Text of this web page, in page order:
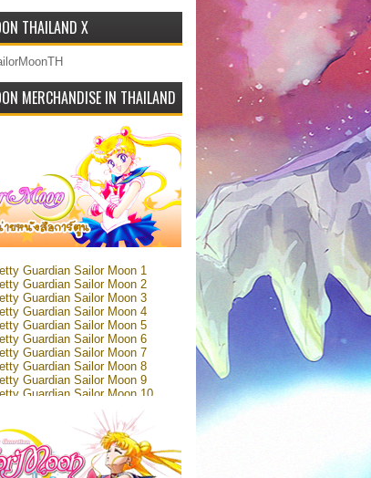
THAILAND X
MERCHANDISE IN THAILAND
Guardian Sailor Moon 1
Guardian Sailor Moon 2
Guardian Sailor Moon 3
Guardian Sailor Moon 4
Guardian Sailor Moon 5
Guardian Sailor Moon 6
Guardian Sailor Moon 7
Guardian Sailor Moon 8
Guardian Sailor Moon 9
Guardian Sailor Moon 10
Guardian Sailor Moon 11
Guardian Sailor Moon 12
Guardian Sailor Moon Short
Guardian Sailor Moon Short